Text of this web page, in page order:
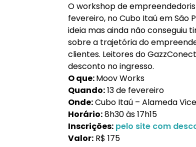
O workshop de
fevereiro, no Cubo Itaú em São
ideia mas ainda não conseguiu
sobre a trajetória do
clientes. Leitores do
desconto no ingresso.
O que:Moov Works
Quando:13 de fevereiro
Onde:Cubo Itaú – Alameda
Horário:8h30 às 17h15
Inscrições: pelo site com
Valor: R$ 175